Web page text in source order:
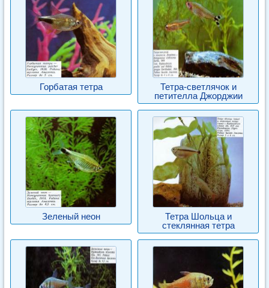
Горбатая тетра
Тетра-светлячок и
петителла Джорджии
Зеленый неон
Тетра Шольца и
стеклянная тетра